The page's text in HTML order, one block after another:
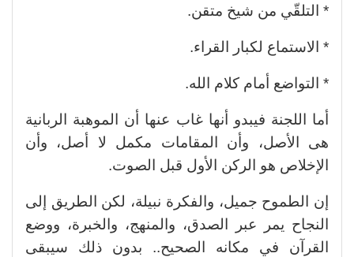
* التلقّي من شيخ متقن.
* الاستماع لكبار القراء.
* التواضع أمام كلام الله.
أما اللجنة فيبدو أنها غاب عنها أن الموهبة الربانية
هى الأصل، وأن المقامات مكمل لا أصل، وأن
الإخلاص هو الركن الأول قبل الصوت.
إن الطموح جميل، والفكرة نبيلة، لكن الطريق إلى
النجاح يمر عبر الصدق، والمنهج، والخبرة، ووضع
القرآن في مكانه الصحيح.. بدون ذلك سيبقى